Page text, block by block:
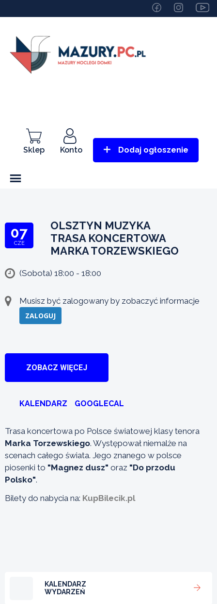
Sklep Konto Dodaj ogłoszenie
07
CZE
OLSZTYN MUZYKA
TRASA KONCERTOWA
MARKA TORZEWSKIEGO
(Sobota) 18:00 - 18:00
Musisz być zalogowany by zobaczyć informacje
ZALOGUJ
ZOBACZ WIĘCEJ
KALENDARZ GOOGLECAL
Trasa koncertowa po Polsce światowej klasy tenora
Marka Torzewskiego. Występował niemalże na
scenach całego świata. Jego znanego w polsce
piosenki to "Magnez dusz" oraz "Do przodu
Polsko".
Bilety do nabycia na: KupBilecik.pl
KALENDARZ
WYDARZEŃ